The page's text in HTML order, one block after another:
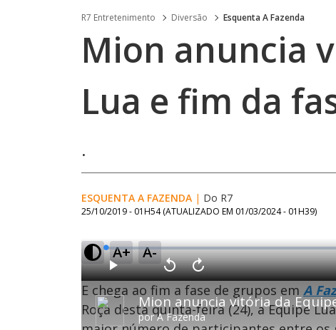
R7 Entretenimento Diversão Esquenta A Fazenda
Mion anuncia
Lua e fim da
.
ESQUENTA A FAZENDA | Do R7
25/10/2019 - 01H54 (ATUALIZADO EM 01/03/2024 - 01H39)
A+ A-
Mion anuncia vitória da
porA Fazenda
P
l
a
y
V
o
a
r
1
A
v
a
n
ç
a
r
1
L
o
a
d
e
:
0
%
T
h
i
s
i
E chega ao fim a fase de grupos em A
Roça desta quinta-feira (24), a Equipe